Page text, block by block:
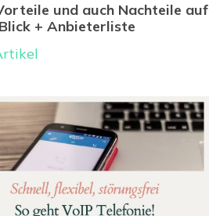
und auch Nachteile auf
+ Anbieterliste